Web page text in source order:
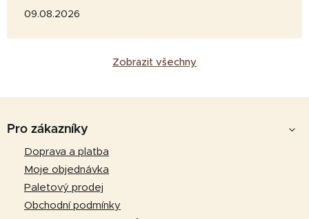
09.08.2026
Zobrazit všechny
Pro zákazníky
Doprava a platba
Moje objednávka
Paletový prodej
Obchodní podmínky